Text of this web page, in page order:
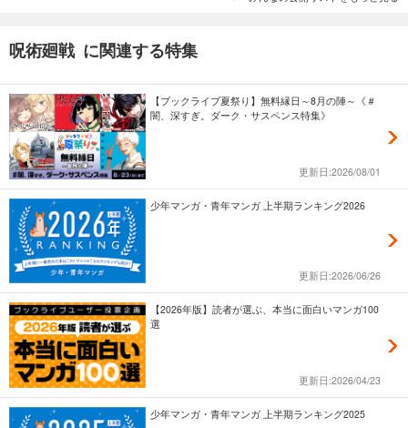
呪術廻戦 に関連する特集
【ブックライブ夏祭り】無料縁日～8月の陣～《＃
闇、深すぎ。ダーク・サスペンス特集》
更新日:2026/08/01
少年マンガ・青年マンガ 上半期ランキング2026
更新日:2026/06/26
【2026年版】読者が選ぶ、本当に面白いマンガ100
選
更新日:2026/04/23
少年マンガ・青年マンガ 上半期ランキング2025